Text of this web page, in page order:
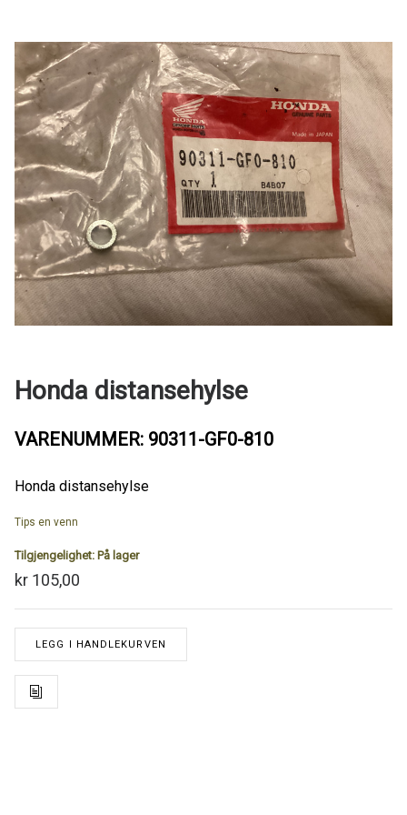
Honda distansehylse
VARENUMMER: 90311-GF0-810
Honda distansehylse
Tips en venn
Tilgjengelighet: På lager
kr 105,00
LEGG I HANDLEKURVEN